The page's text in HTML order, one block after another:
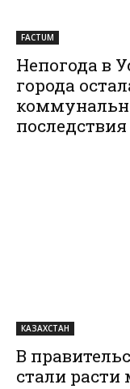
FACTUM
Непогода в
города
последствия
КАЗАХСТАН
В
стали расти